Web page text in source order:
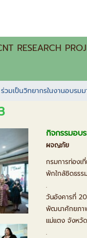
RESEARCH
ร่วมเป็นวิทยากรในงานอบ
กิจกรรมอบ
ผจญภัย
กรมการท่องเ
พักใกล้ชิดธรร
.
วันอังคารที่
พัฒนาศักยภา
แม่แตง จังหวั
.